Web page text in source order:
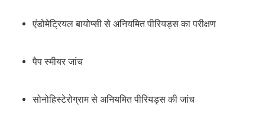
एंडोमेट्रियल बायोप्सी से अनियमित पीरियड्स का परीक्षण
पैप स्मीयर जांच
सोनोहिस्टेरोग्राम से अनियमित पीरियड्स की जांच